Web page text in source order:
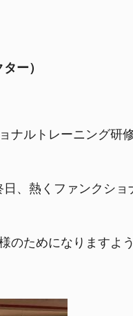
ー）
ルトレーニング
、熱くファンクシ
ためになりますよう